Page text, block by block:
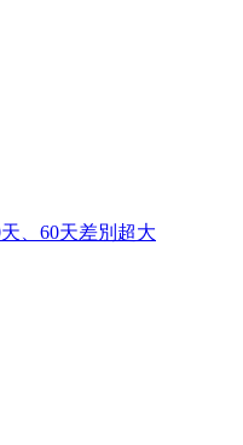
、60天差別超大